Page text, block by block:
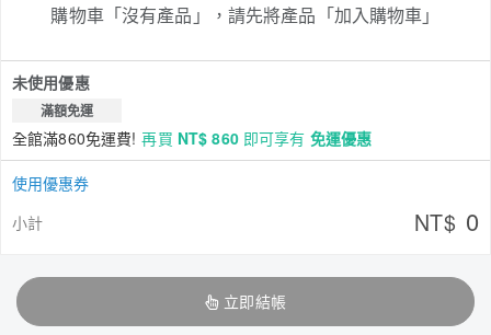
購物車「沒有產品」，請先將產品「加入購物車」
未使用優惠
滿額免運
全館滿860免運費! 再買 NT$ 860即可享有 免運優惠
使用優惠券
小計
NT$ 0
立即結帳